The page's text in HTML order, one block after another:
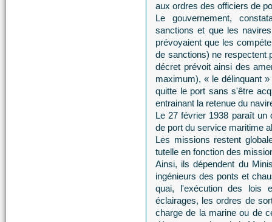
aux ordres des officiers de
Le gouvernement,
sanctions et que les
prévoyaient que les
de sanctions) ne respectent
décret prévoit ainsi des
maximum), « le délinquant
quitte le port sans s'être
entrainant la retenue du
Le 27 février 1938 paraît un
de port du service maritime
Les missions restent
tutelle en fonction des
Ainsi, ils dépendent du
ingénieurs des ponts et
quai, l'exécution des lois
éclairages, les ordres de
charge de la marine ou de